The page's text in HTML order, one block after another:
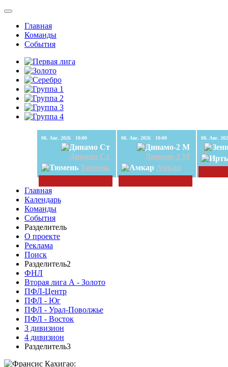
Главная
Команды
События
08. Авг. 2026 10:00
Динамо Ст
Тюмень
08. Авг. 2026 10:00
Динамо-2 М
Амкар
Главная
Календарь
Команды
События
Разделитель
О проекте
Реклама
Поиск
Разделитель2
ФНЛ
Вторая лига А - Золото
ПФЛ-Центр
ПФЛ - Юг
ПФЛ - Урал-Поволжье
ПФЛ - Восток
3 дивизион
4 дивизион
Разделитель3